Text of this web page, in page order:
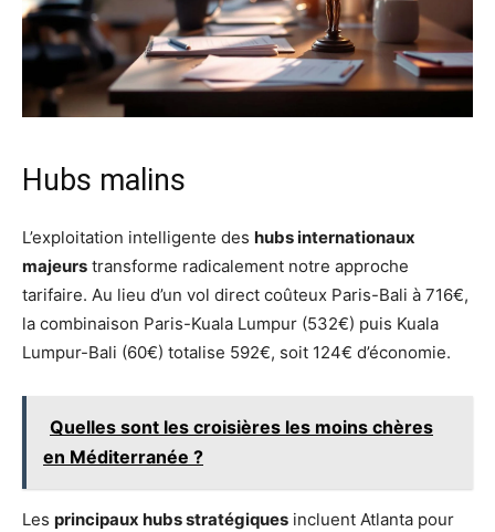
Hubs malins
L’exploitation intelligente des hubs internationaux
majeurs transforme radicalement notre approche
tarifaire. Au lieu d’un vol direct coûteux Paris-Bali à 716€,
la combinaison Paris-Kuala Lumpur (532€) puis Kuala
Lumpur-Bali (60€) totalise 592€, soit 124€ d’économie.
Quelles sont les croisières les moins chères
en Méditerranée ?
Les principaux hubs stratégiques incluent Atlanta pour